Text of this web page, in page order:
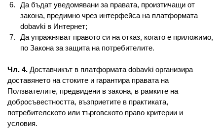
Да бъдат уведомявани за правата, произтичащи от
закона, предимно чрез интерфейса на платформата
dobavki в Интернет;
Да упражняват правото си на отказ, когато е приложимо,
по Закона за защита на потребителите.
Чл. 4. Доставчикът в платформата dobavki организира
доставянето на стоките и гарантира правата на
Ползвателите, предвидени в закона, в рамките на
добросъвестността, възприетите в практиката,
потребителското или търговското право критерии и
условия.